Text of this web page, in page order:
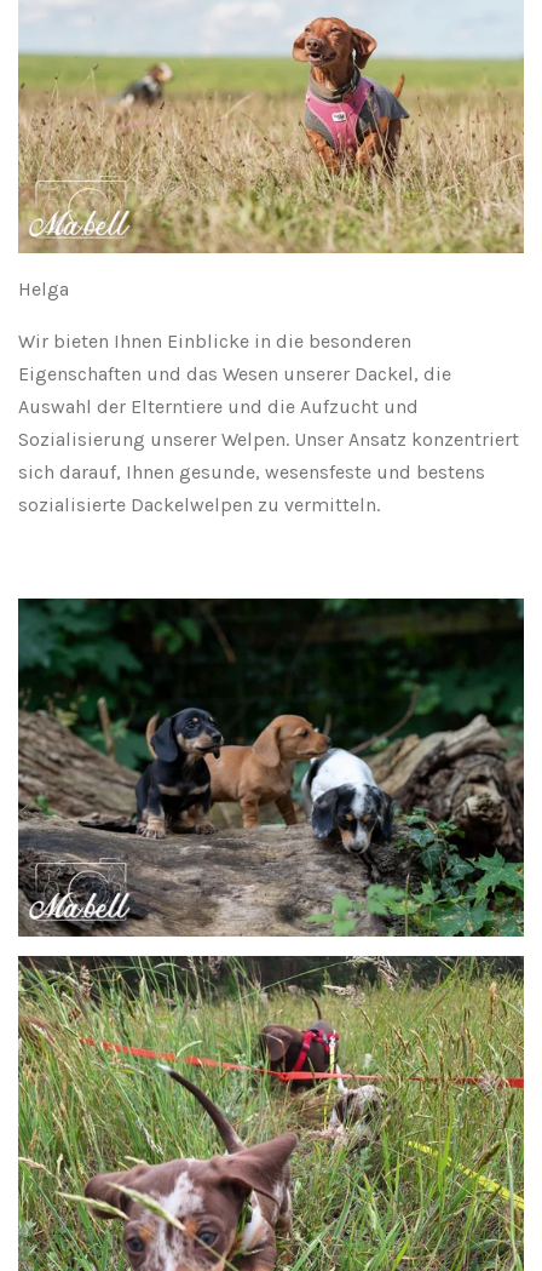
Helga
Wir bieten Ihnen Einblicke in die besonderen
Eigenschaften und das Wesen unserer Dackel, die
Auswahl der Elterntiere und die Aufzucht und
Sozialisierung unserer Welpen. Unser Ansatz konzentriert
sich darauf, Ihnen gesunde, wesensfeste und bestens
sozialisierte Dackelwelpen zu vermitteln.